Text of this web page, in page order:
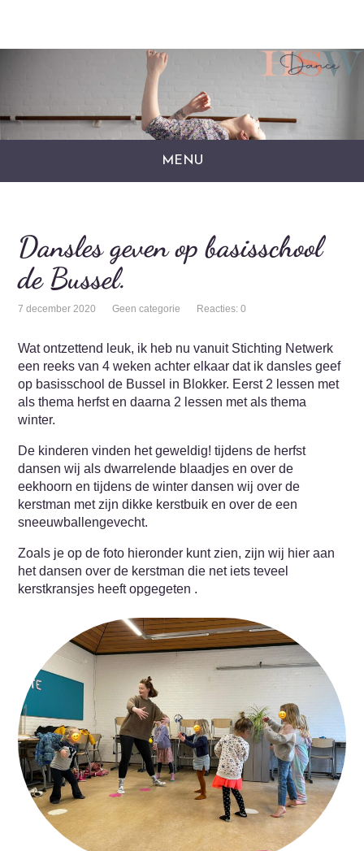
MENU
Dansles geven op basisschool
de Bussel.
7 december 2020 Geen categorie Reacties: 0
Wat ontzettend leuk, ik heb nu vanuit Stichting Netwerk
een reeks van 4 weken achter elkaar dat ik dansles geef
op basisschool de Bussel in Blokker. Eerst 2 lessen met
als thema herfst en daarna 2 lessen met als thema
winter.
De kinderen vinden het geweldig! tijdens de herfst
dansen wij als dwarrelende blaadjes en over de
eekhoorn en tijdens de winter dansen wij over de
kerstman met zijn dikke kerstbuik en over de een
sneeuwballengevecht.
Zoals je op de foto hieronder kunt zien, zijn wij hier aan
het dansen over de kerstman die net iets teveel
kerstkransjes heeft opgegeten .